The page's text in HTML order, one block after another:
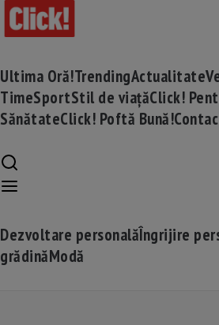
Ultima Oră!TrendingActualitate
TimeSportStil de viațăClick!
SănătateClick! Poftă Bună!
Dezvoltare personalăÎngrijire
grădinăModă